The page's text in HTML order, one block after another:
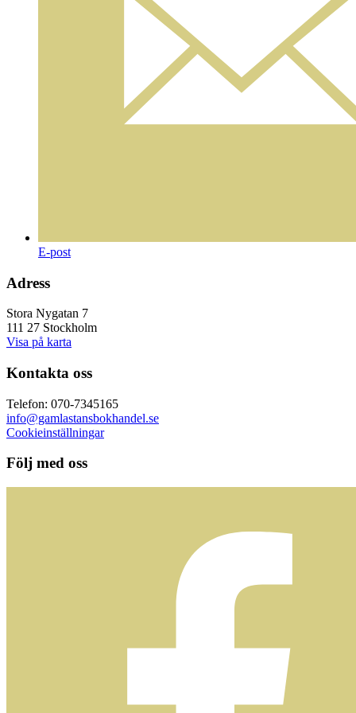
E-post
Adress
Stora Nygatan 7
111 27 Stockholm
Visa på karta
Kontakta oss
Telefon: 070-7345165
info@gamlastansbokhandel.se
Cookieinställningar
Följ med oss